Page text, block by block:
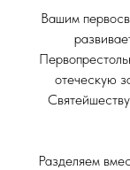
Вашим
отеческую
Разделяем